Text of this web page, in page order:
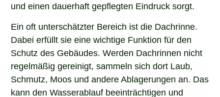
und einen dauerhaft gepflegten Eindruck sorgt.
Ein oft unterschätzter Bereich ist die Dachrinne.
Dabei erfüllt sie eine wichtige Funktion für den
Schutz des Gebäudes. Werden Dachrinnen nicht
regelmäßig gereinigt, sammeln sich dort Laub,
Schmutz, Moos und andere Ablagerungen an. Das
kann den Wasserablauf beeinträchtigen und